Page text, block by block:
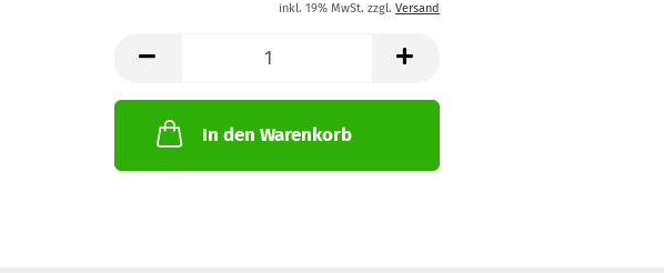
inkl. 19% MwSt. zzgl. Versand
In den Warenkorb